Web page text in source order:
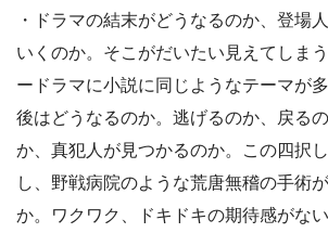
・ドラマの結末がどうなるのか、登場
いくのか。そこがだいたい見えてしま
ードラマに小説に同じようなテーマが
後はどうなるのか。逃げるのか、戻る
か、真犯人が見つかるのか。この四択
し、野戦病院のような荒唐無稽の手術
か。ワクワク、ドキドキの期待感がない